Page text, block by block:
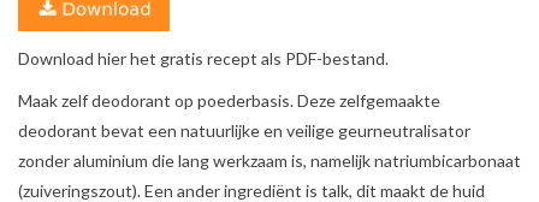
Startpakketten
Recepten
Download hier het gratis recept als PDF-bestand.
Maak zelf deodorant op poederbasis. Deze zelfgemaakte
deodorant bevat een natuurlijke en veilige geurneutralisator
zonder aluminium die lang werkzaam is, namelijk natriumbicarbonaat
(zuiveringszout). Een ander ingrediënt is talk, dit maakt de huid